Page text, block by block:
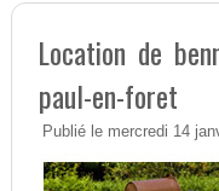
Location de
paul-en-foret
Publié le mercredi 14